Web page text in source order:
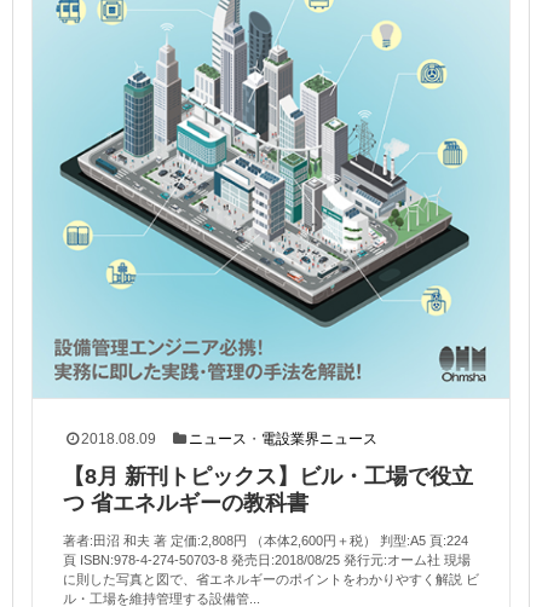
2018.08.09 ニュース ・ 電設業界ニュース
【8月 新刊トピックス】ビル・工場で役立
つ 省エネルギーの教科書
著者:田沼 和夫 著 定価:2,808円 （本体2,600円＋税） 判型:A5 頁:224
頁 ISBN:978-4-274-50703-8 発売日:2018/08/25 発行元:オーム社 現場
に則した写真と図で、省エネルギーのポイントをわかりやすく解説 ビ
ル・工場を維持管理する設備管...